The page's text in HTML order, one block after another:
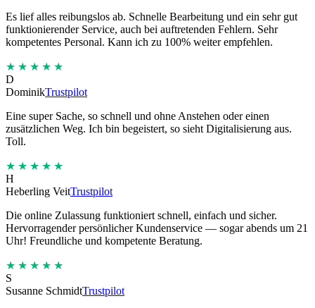
Es lief alles reibungslos ab. Schnelle Bearbeitung und ein sehr gut
funktionierender Service, auch bei auftretenden Fehlern. Sehr
kompetentes Personal. Kann ich zu 100% weiter empfehlen.
★★★★★
D
DominikTrustpilot
Eine super Sache, so schnell und ohne Anstehen oder einen
zusätzlichen Weg. Ich bin begeistert, so sieht Digitalisierung aus.
Toll.
★★★★★
H
Heberling VeitTrustpilot
Die online Zulassung funktioniert schnell, einfach und sicher.
Hervorragender persönlicher Kundenservice — sogar abends um 21
Uhr! Freundliche und kompetente Beratung.
★★★★★
S
Susanne SchmidtTrustpilot